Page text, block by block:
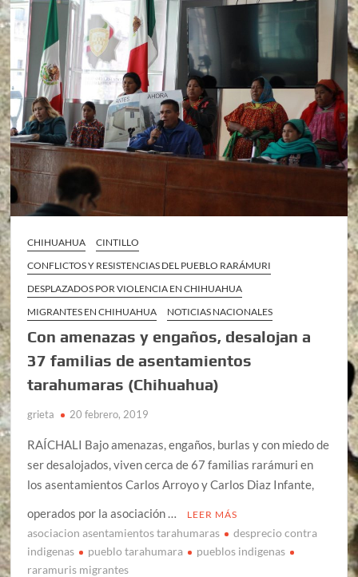
CHIHUAHUA
CINTILLO
CONFLICTOS Y RESISTENCIAS DEL PUEBLO RARÁMURI
DESPLAZADOS POR VIOLENCIA EN CHIHUAHUA
MIGRANTES EN CHIHUAHUA
NOTICIAS NACIONALES
Con amenazas y engaños, desalojan a
37 familias de asentamientos
tarahumaras (Chihuahua)
grieta 20 febrero, 2019
RAÍCHALI Bajo amenazas, engaños, burlas y con miedo de
ser desalojados, viven cerca de 67 familias rarámuri en
los asentamientos Carlos Arroyo y Carlos Diaz Infante,
operados por la asociación …
LEER MÁS
asociacion asentamientos tarahumaras
desprecio contra
indigenas
pueblo tarahumara
pueblos indigenas
raramuris migrantes